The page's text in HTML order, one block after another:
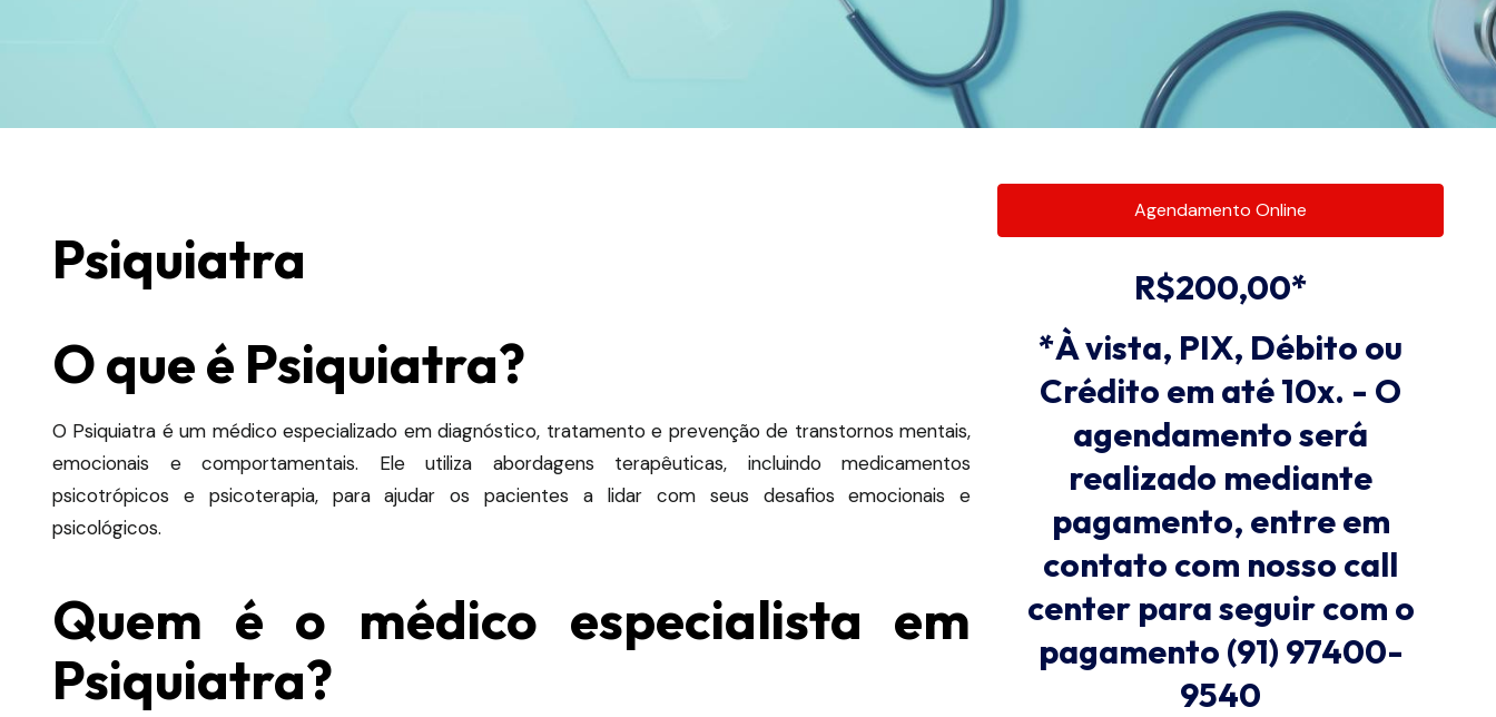
Psiquiatra
O que é Psiquiatra?
O Psiquiatra é um médico especializado em diagnóstico, tratamento e prevenção de transtornos mentais,
emocionais e comportamentais. Ele utiliza abordagens terapêuticas, incluindo medicamentos
psicotrópicos e psicoterapia, para ajudar os pacientes a lidar com seus desafios emocionais e
psicológicos.
Quem é o médico especialista em
Psiquiatra?
Agendamento Online
R$200,00*
*À vista, PIX, Débito ou
Crédito em até 10x. - O
agendamento será
realizado mediante
pagamento, entre em
contato com nosso call
center para seguir com o
pagamento (91) 97400-
9540